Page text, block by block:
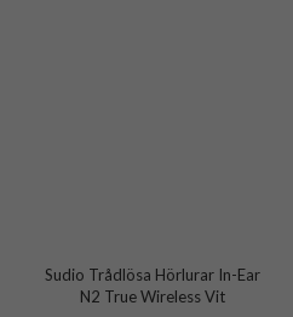
Sudio Trådlösa Hörlurar In-Ear
N2 True Wireless Vit